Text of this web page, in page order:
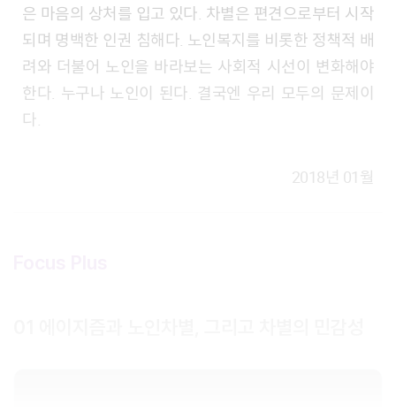
은 마음의 상처를 입고 있다. 차별은 편견으로부터 시작
되며 명백한 인권 침해다. 노인복지를 비롯한 정책적 배
려와 더불어 노인을 바라보는 사회적 시선이 변화해야
한다. 누구나 노인이 된다. 결국엔 우리 모두의 문제이
다.
2018년 01월